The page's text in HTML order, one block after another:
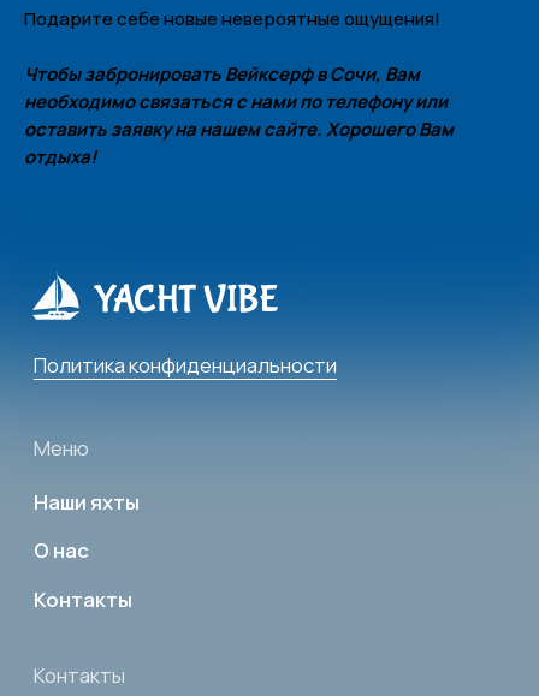
Подарите себе новые невероятные ощущения!
Чтобы забронировать Вейксерф в Сочи, Вам
необходимо связаться с нами по телефону или
оставить заявку на нашем сайте. Хорошего Вам
отдыха!
Контакты
Контакты
+7 (938) 488-17-17
yachtvibe@yandex.ru
Сочи, Несебрская 3